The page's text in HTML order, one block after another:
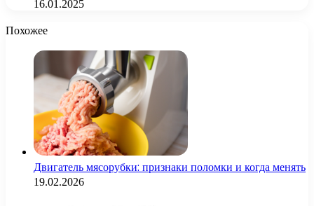
16.01.2025
Похожее
Двигатель мясорубки: признаки поломки и когда менять
19.02.2026